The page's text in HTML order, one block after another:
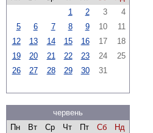
1
2 3
4
5
6 7 8 9 10
11
12
13 14 15 16 17
18
19
20 21 22 23 24
25
26
27 28 29 30 31
червень
Пн
Вт Ср Чт Пт Сб
Нд